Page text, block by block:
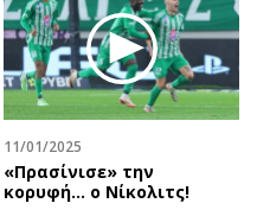
Showbiz
Ταξίδια
Συνταγές
Έξοδος
Media
Εκπομπές
11/01/2025
«Πρασίνισε» την
κορυφή… ο Νίκολιτς!